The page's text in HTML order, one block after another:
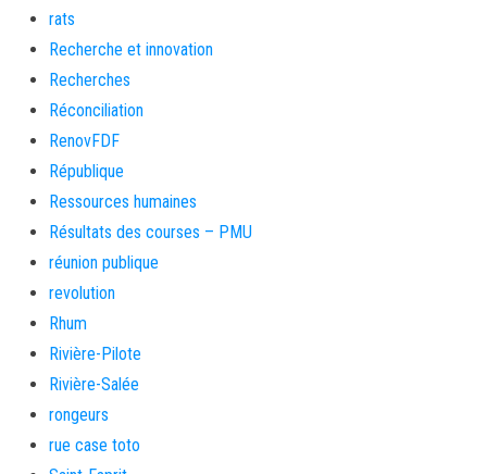
rats
Recherche et innovation
Recherches
Réconciliation
RenovFDF
République
Ressources humaines
Résultats des courses – PMU
réunion publique
revolution
Rhum
Rivière-Pilote
Rivière-Salée
rongeurs
rue case toto